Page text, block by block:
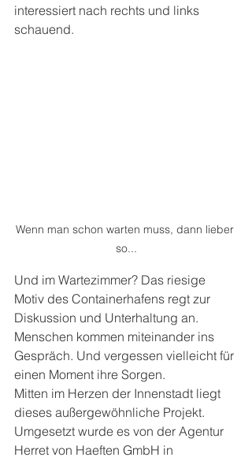
interessiert nach rechts und links
schauend.
Wenn man schon warten muss, dann lieber
so...
Und im Wartezimmer? Das riesige
Motiv des Containerhafens regt zur
Diskussion und Unterhaltung an.
Menschen kommen miteinander ins
Gespräch. Und vergessen vielleicht für
einen Moment ihre Sorgen.
Mitten im Herzen der Innenstadt liegt
dieses außergewöhnliche Projekt.
Umgesetzt wurde es von der Agentur
Herret von Haeften GmbH in